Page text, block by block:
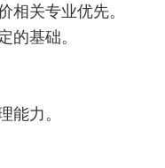
相关专业优先。
的基础。
能力。